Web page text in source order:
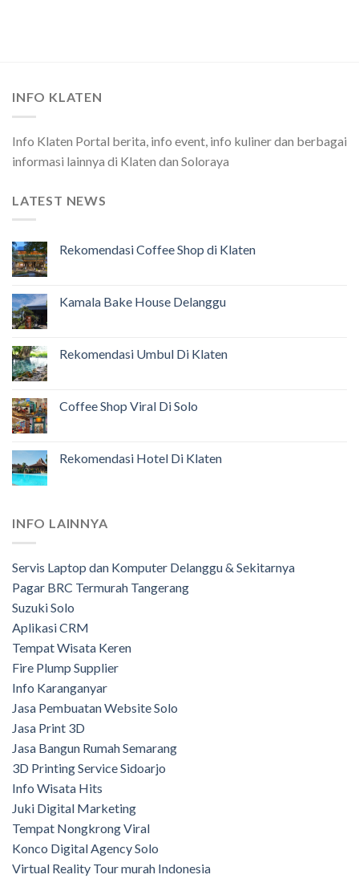
INFO KLATEN
Info Klaten Portal berita, info event, info kuliner dan berbagai
informasi lainnya di Klaten dan Soloraya
LATEST NEWS
Rekomendasi Coffee Shop di Klaten
Kamala Bake House Delanggu
Rekomendasi Umbul Di Klaten
Coffee Shop Viral Di Solo
Rekomendasi Hotel Di Klaten
INFO LAINNYA
Servis Laptop dan Komputer Delanggu & Sekitarnya
Pagar BRC Termurah Tangerang
Suzuki Solo
Aplikasi CRM
Tempat Wisata Keren
Fire Plump Supplier
Info Karanganyar
Jasa Pembuatan Website Solo
Jasa Print 3D
Jasa Bangun Rumah Semarang
3D Printing Service Sidoarjo
Info Wisata Hits
Juki Digital Marketing
Tempat Nongkrong Viral
Konco Digital Agency Solo
Virtual Reality Tour murah Indonesia